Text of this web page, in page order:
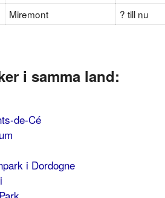
Miremont ? till nu
i samma land:
de-Cé
i Dordogne